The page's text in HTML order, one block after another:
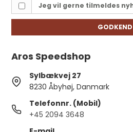
Jeg vil gerne tilmeldes
GODKEND
Aros Speedshop
Sylbækvej 27
8230 Åbyhøj, Danmark
Telefonnr. (Mobil)
+45 2094 3648